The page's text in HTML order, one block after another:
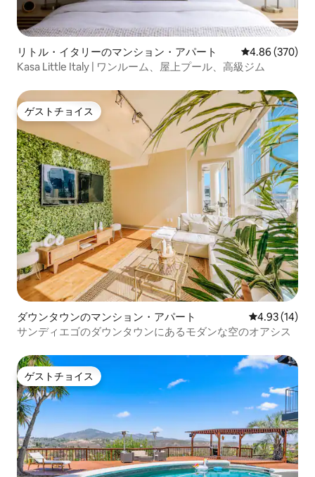
リトル・イタリーのマンション・アパート レビュー370
4.86 (370)
Kasa Little Italy | ワンルーム、屋上プール、高級ジム
ゲストチョイス
ゲストチョイス
ダウンタウンのマンション・アパート レビュー14
4.93 (14)
サンディエゴのダウンタウンにあるモダンな空のオアシス
ゲストチョイス
ゲストチョイス